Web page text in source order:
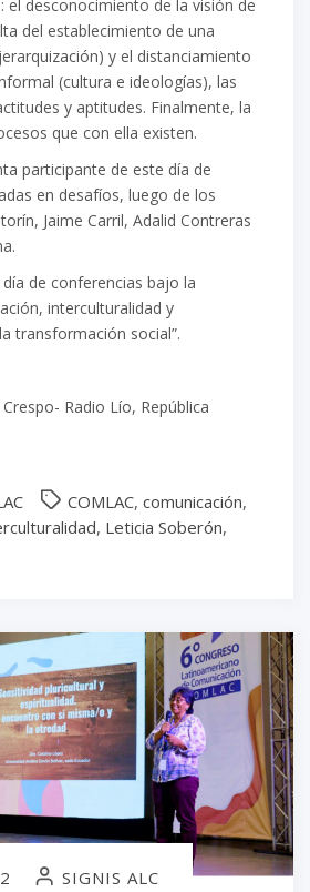
el desconocimiento de la visión de
del establecimiento de una
y el distanciamiento
(cultura e ideologías), las
y aptitudes. Finalmente, la
que con ella existen.
participante de este día de
en desafíos, luego de los
Jaime Carril, Adalid Contreras
de conferencias bajo la
interculturalidad y
transformación social”.
Radio Lío, República
COMLAC, comunicación,
, Leticia Soberón,
SIGNIS ALC